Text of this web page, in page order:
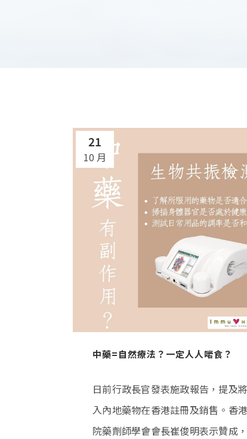
21
10 月
中藥=自然療法？一定人人啱食？
日前行政長官發表施政報告，提及
入內地藥物在香港註冊及銷售。香
院藥劑師學會會長崔俊明表示贊成